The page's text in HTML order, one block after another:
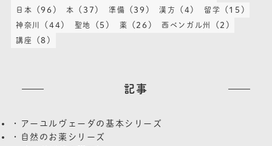
日本 (96) 本 (37) 準備 (39) 漢方 (4) 留学 (15)
神奈川 (44) 聖地 (5) 薬 (26) 西ベンガル州 (2)
講座 (8)
記事
・アーユルヴェーダの基本シリーズ
・自然のお薬シリーズ